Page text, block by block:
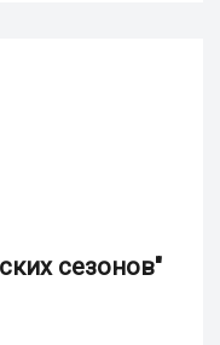
сезонов"